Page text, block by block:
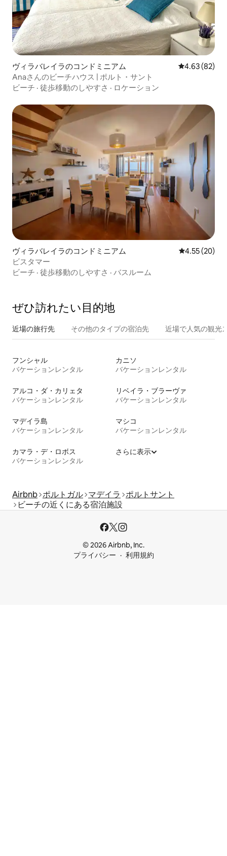
ヴィラバレイラのコンドミニアム レビュー82
4.63 (82)
Anaさんのビーチハウス | ポルト・サント
ビーチ · 徒歩移動のしやすさ · ロケーション
ヴィラバレイラのコンドミニアム レビュー20
4.55 (20)
ビスタマー
ビーチ · 徒歩移動のしやすさ · バスルーム
ぜひ訪⁠れ⁠た⁠い目⁠的⁠地
近場の旅行先 その他のタ⁠イ⁠プ⁠の宿⁠泊⁠先 近場で人気の観光
フンシャル
バケーションレンタル
カニソ
バケーションレンタル
アルコ・ダ・カリェタ
バケーションレンタル
リベイラ・ブラーヴァ
バケーションレンタル
マデイラ島
バケーションレンタル
マシコ
バケーションレンタル
カマラ・デ・ロボス
バケーションレンタル
さらに表示
Airbnb ポルトガル マデイラ ポルトサント
ビーチの近くにある宿泊施設
© 2026 Airbnb, Inc.
プライバシー
利用規約